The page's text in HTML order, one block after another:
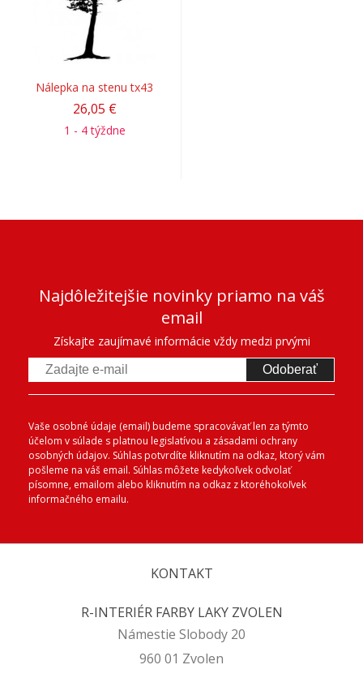
Nálepka na stenu tx43
26,05 €
1 - 4 týždne
Najdôležitejšie novinky priamo na váš
email
Získajte zaujímavé informácie vždy medzi prvými
Odoberať
Vaše osobné údaje (email) budeme spracovávať len za týmto
účelom v súlade s platnou legislatívou a zásadami ochrany
osobných údajov. Súhlas potvrdíte kliknutím na odkaz, ktorý vám
pošleme na váš email. Súhlas môžete kedykoľvek odvolať
písomne, emailom alebo kliknutím na odkaz z ktoréhokoľvek
informačného emailu.
KONTAKT
R-INTERIÉR FARBY LAKY ZVOLEN
Námestie Slobody 20
960 01 Zvolen